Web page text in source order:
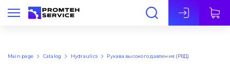
Eng
Main page Catalog Hydraulics Рукава высокого давления (РВД)